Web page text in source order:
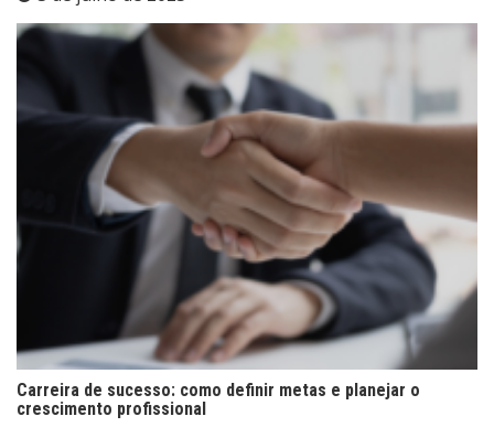
Carreira de sucesso: como definir metas e planejar o
crescimento profissional